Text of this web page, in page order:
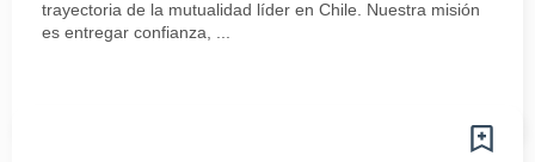
trayectoria de la mutualidad líder en Chile. Nuestra misión
es entregar confianza, ...